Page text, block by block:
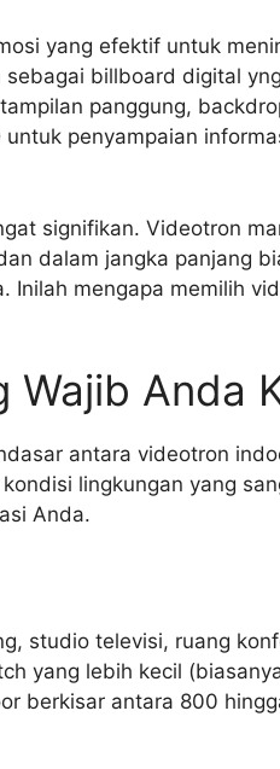
yang efektif untuk
billboard digital
panggung,
penyampaian
signifikan. Videotron
dalam jangka panjang
Inilah mengapa memilih
Anda
antara videotron
lingkungan yang
Anda.
studio televisi, ruang
yang lebih kecil
berkisar antara 800